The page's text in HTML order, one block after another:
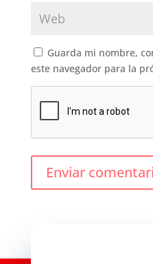
Guarda mi nombre,
este navegador para la
Enviar